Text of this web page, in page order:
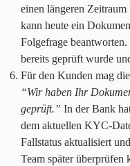
einen längeren
kann heute ein
Folgefrage
bereits geprüft wurde
Für den Kunden mag
“Wir haben Ihr
geprüft.” In der Bank
dem aktuellen KYC-
Fallstatus aktualisiert
Team später überprüfen